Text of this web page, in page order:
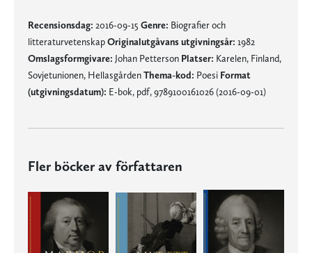
Recensionsdag: 2016-09-15 Genre: Biografier och
litteraturvetenskapOriginalutgåvans utgivningsår: 1982
Omslagsformgivare: Johan Petterson Platser: Karelen, Finland,
Sovjetunionen, HellasgårdenThema-kod: Poesi Format
(utgivningsdatum): E-bok, pdf, 9789100161026 (2016-09-01)
Fler böcker av författaren